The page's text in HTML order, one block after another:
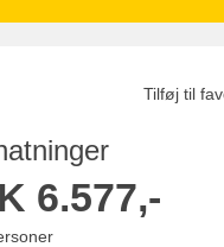
Tilføj til
6.577,-